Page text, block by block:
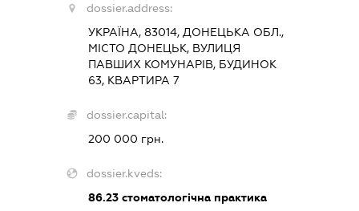
dossier.address:
УКРАЇНА, 83014, ДОНЕЦЬКА ОБЛ.,
МІСТО ДОНЕЦЬК, ВУЛИЦЯ
ПАВШИХ КОМУНАРІВ, БУДИНОК
63, КВАРТИРА 7
dossier.capital:
200 000 грн.
dossier.kveds:
86.23 стоматологічна практика